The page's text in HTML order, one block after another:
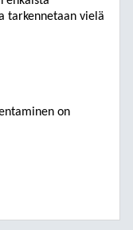
tarkennetaan vielä
on